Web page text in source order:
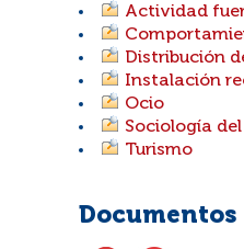
Actividad
Distribución
Instalación
Ocio
Sociología
Turismo